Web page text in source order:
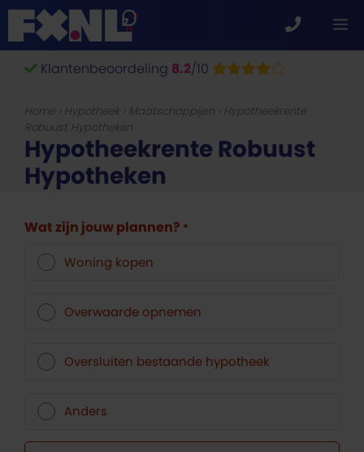
Ga
naar
de
inhoudKlantenbeoordeling 8.2/10
Home Hypotheek› Maatschappijen
Hypotheekrente
Robuust Hypotheken
Hypotheekrente Robuust
Hypotheken
Wat zijn jouw plannen? *
Woning kopen
Overwaarde opnemen
Oversluiten bestaande hypotheek
Anders